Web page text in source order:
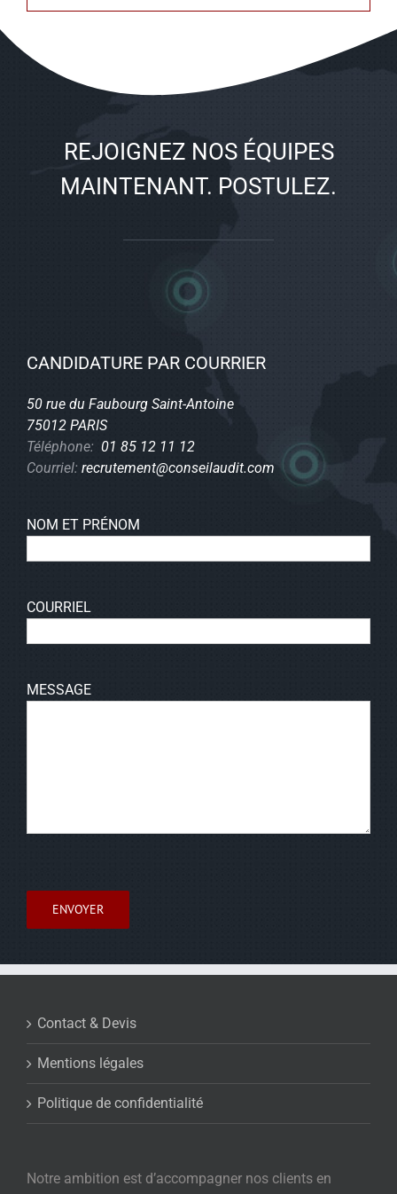
REJOIGNEZ NOS ÉQUIPES
MAINTENANT. POSTULEZ.
CANDIDATURE PAR COURRIER
50 rue du Faubourg Saint-Antoine
75012 PARIS
Téléphone: 01 85 12 11 12
Courriel: recrutement@conseilaudit.com
NOM ET PRÉNOM
COURRIEL
MESSAGE
Contact & Devis
Mentions légales
Politique de confidentialité
Notre ambition est d’accompagner nos clients en